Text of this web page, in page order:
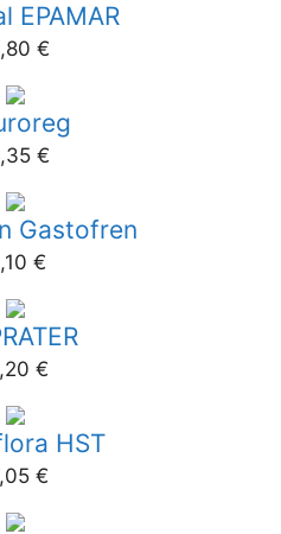
EPAMAR
€
€
Gastofren
€
€
HST
€